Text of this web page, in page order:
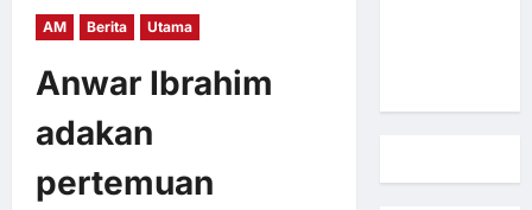
AM Berita Utama
Anwar Ibrahim
adakan
pertemuan